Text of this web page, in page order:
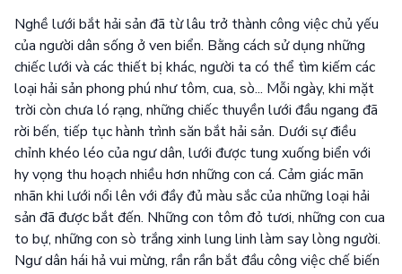
Nghề lưới bắt hải sản đã từ lâu trở thành công việc chủ yếu
của người dân sống ở ven biển. Bằng cách sử dụng những
chiếc lưới và các thiết bị khác, người ta có thể tìm kiếm các
loại hải sản phong phú như tôm, cua, sò... Mỗi ngày, khi mặt
trời còn chưa ló rạng, những chiếc thuyền lưới đầu ngang đã
rời bến, tiếp tục hành trình săn bắt hải sản. Dưới sự điều
chỉnh khéo léo của ngư dân, lưới được tung xuống biển với
hy vọng thu hoạch nhiều hơn những con cá. Cảm giác mãn
nhãn khi lưới nổi lên với đầy đủ màu sắc của những loại hải
sản đã được bắt đến. Những con tôm đỏ tươi, những con cua
to bự, những con sò trắng xinh lung linh làm say lòng người.
Ngư dân hái hả vui mừng, rần rần bắt đầu công việc chế biến